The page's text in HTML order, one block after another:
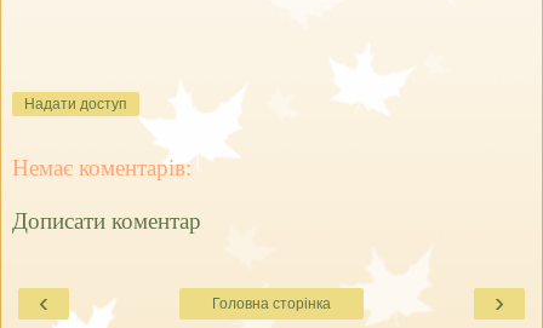
Надати доступ
Немає коментарів:
Дописати коментар
‹ ›
Головна сторінка